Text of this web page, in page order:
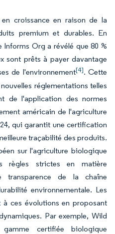
croissance en raison de la
premium et durables. En
Org a révélé que 80 %
sont prêts à payer davantage
de l'environnement[4]. Cette
réglementations telles
de l'application des normes
américain de l'agriculture
qui garantit une certification
traçabilité des produits.
sur l'agriculture biologique
règles strictes en matière
transparence de la chaîne
environnementale. Les
ces évolutions en proposant
Par exemple, Wild
certifiée biologique